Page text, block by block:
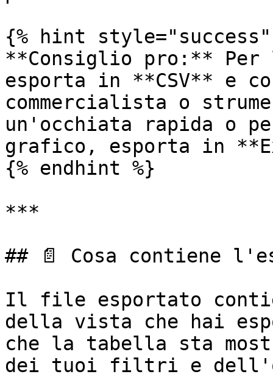
{% hint
**Consiglio pro:**
esporta in **CSV** e
commercialista o
un'occhiata rapida o
grafico, esporta in
{% endhint %}
***
## 📄 Cosa contiene
Il file esportato
della vista che hai
che la tabella sta
dei tuoi filtri e